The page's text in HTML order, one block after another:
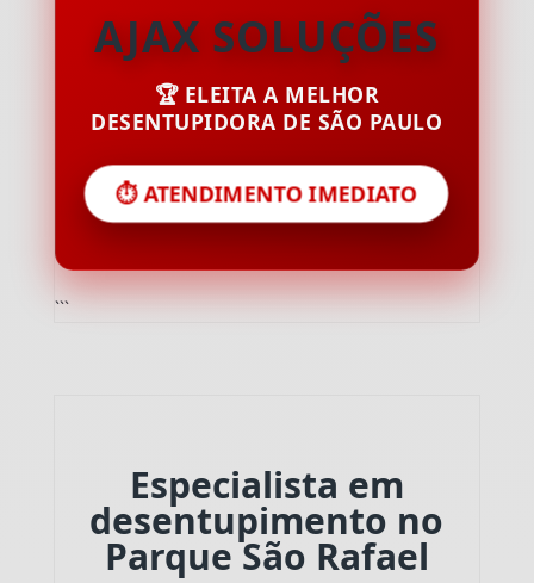
AJAX SOLUÇÕES
🏆 ELEITA A MELHOR
DESENTUPIDORA DE SÃO PAULO
⏱️ ATENDIMENTO IMEDIATO
```
Especialista em
desentupimento no
Parque São Rafael